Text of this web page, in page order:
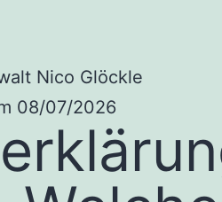
Nico Glöckle
08/07/2026